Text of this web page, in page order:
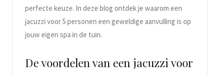
perfecte keuze. In deze blog ontdek je waarom een
jacuzzi voor 5 personen een geweldige aanvulling is op
jouw eigen spa in de tuin.
De voordelen van een jacuzzi voor